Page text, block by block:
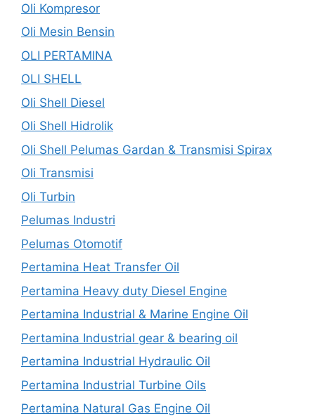
Oli Kompresor
Oli Mesin Bensin
OLI PERTAMINA
OLI SHELL
Oli Shell Diesel
Oli Shell Hidrolik
Oli Shell Pelumas Gardan & Transmisi Spirax
Oli Transmisi
Oli Turbin
Pelumas Industri
Pelumas Otomotif
Pertamina Heat Transfer Oil
Pertamina Heavy duty Diesel Engine
Pertamina Industrial & Marine Engine Oil
Pertamina Industrial gear & bearing oil
Pertamina Industrial Hydraulic Oil
Pertamina Industrial Turbine Oils
Pertamina Natural Gas Engine Oil